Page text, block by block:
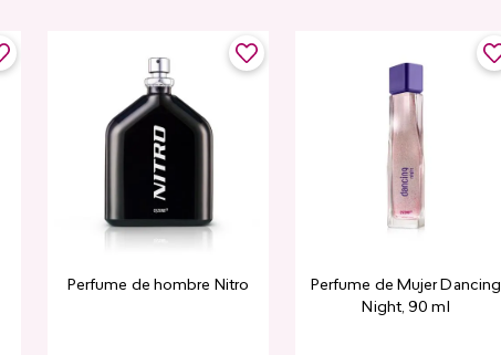
Perfume de hombre Nitro
Perfume de Mujer Dancing
Night, 90 ml